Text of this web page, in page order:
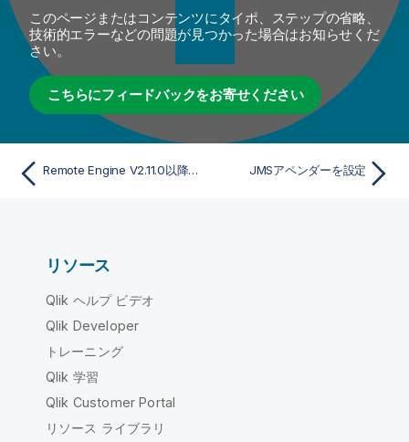
このページまたはコンテンツにタイポ、ステップの省略、
技術的エラーなどの問題が見つかった場合はお知らせくだ
さい。
こちらにフィードバックをお寄せください
Remote Engine V2.11.0以降でカスタムロギングを設定 JMSアペンダーを設定
リソース
Qlik ヘルプ ビデオ
Qlik Developer
トレーニング
Qlik 学習
Qlik Customer Portal
リソース ライブラリ